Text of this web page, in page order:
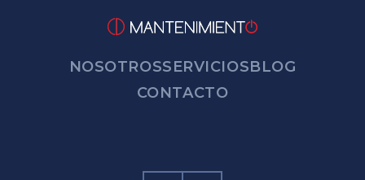
NOSOTROSSERVICIOSBLOG
CONTACTO